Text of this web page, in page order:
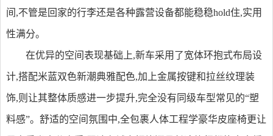
间,不管是回家的行李还是各种露营设备都能稳稳hold住,实用
性满分。
在优异的空间表现基础上,新车采用了宽体环抱式布局设
计,搭配米蓝双色新潮典雅配色,加上金属按键和拉丝纹理装
饰,则让其整体质感进一步提升,完全没有同级车型常见的“塑
料感”。舒适的空间氛围中,全包裹人体工程学豪华皮座椅更让